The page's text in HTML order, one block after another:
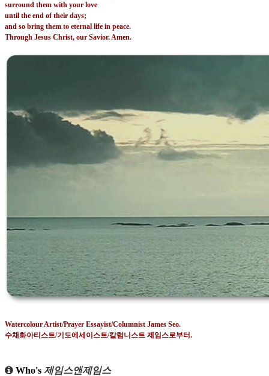
surround them with your love
until the end of their days;
and so bring them to eternal life in peace.
Through Jesus Christ, our Savior. Amen.
Watercolour Artist/Prayer Essayist/Columnist James Seo.
수채화아티스트/기도에세이스트/칼럼니스트 제임스로부터.
Who's 제임스앤제임스